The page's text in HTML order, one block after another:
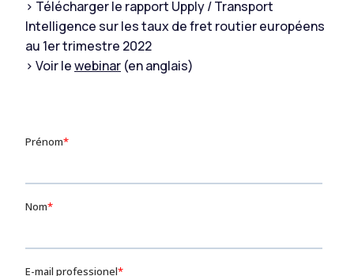
> Télécharger le rapport Upply / Transport
Intelligence sur les taux de fret routier européens
au 1er trimestre 2022
> Voir lewebinar (en anglais)